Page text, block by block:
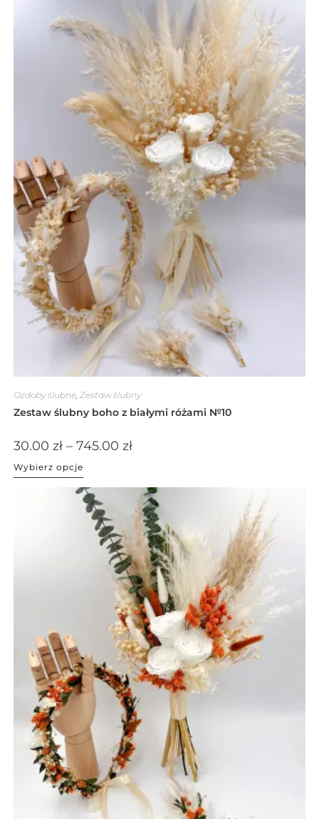
Ozdoby ślubne, Zestaw ślubny
Zestaw ślubny boho z białymi różami №10
30.00 zł – 745.00 zł
Wybierz opcje